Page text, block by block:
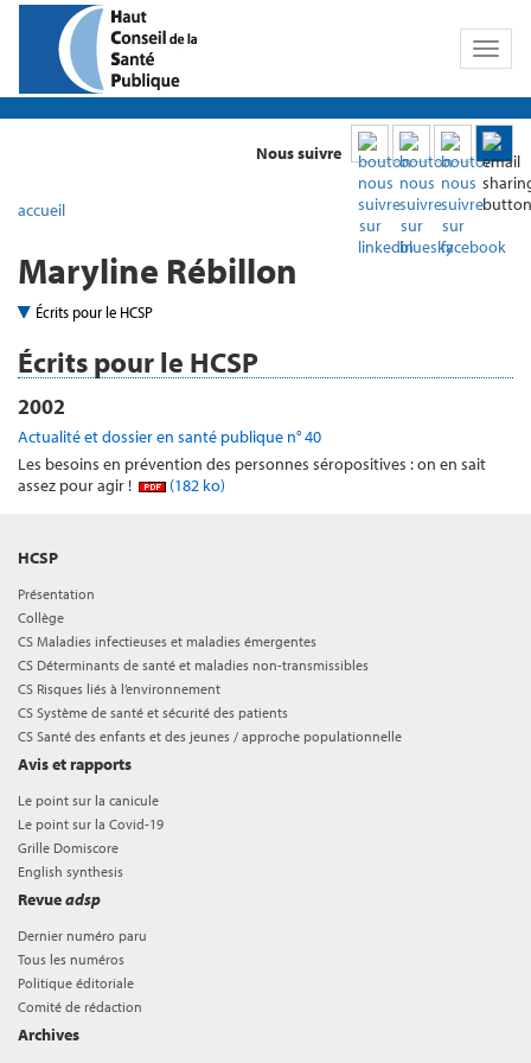
Toggle
Nous suivre
accueil
Maryline Rébillon
Écrits pour le HCSP
Écrits pour le HCSP
2002
Actualité et dossier en santé publique n° 40
Les besoins en prévention des personnes séropositives : on en sait
assez pour agir !
(182 ko)
HCSP
Présentation
Collège
CS Maladies infectieuses et maladies émergentes
CS Déterminants de santé et maladies non-transmissibles
CS Risques liés à l’environnement
CS Système de santé et sécurité des patients
CS Santé des enfants et des jeunes / approche populationnelle
Avis et rapports
Le point sur la canicule
Le point sur la Covid-19
Grille Domiscore
English synthesis
Revueadsp
Dernier numéro paru
Tous les numéros
Politique éditoriale
Comité de rédaction
Archives